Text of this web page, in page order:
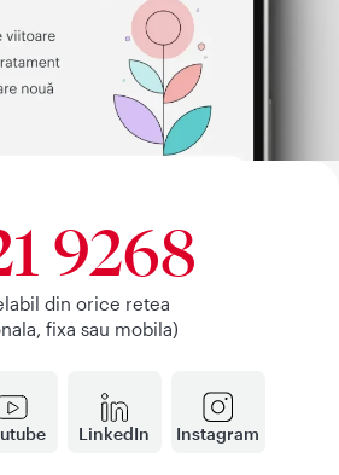
LinkedIn Instagram
9268
din orice retea
fixa sau mobila)